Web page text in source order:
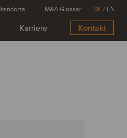
Karriere Kontakt
M&A Glossar DE/ EN